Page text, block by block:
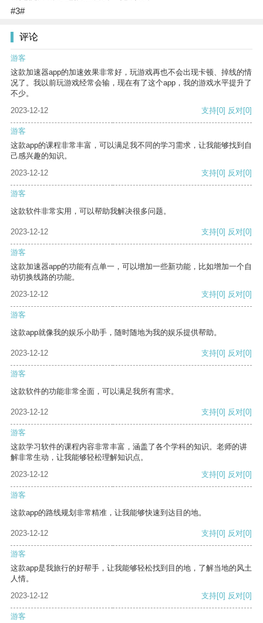
#3#
评论
游客
这款加速器app的加速效果非常好，玩游戏再也不会出现卡顿、掉线的情
况了。我以前玩游戏经常会输，现在有了这个app，我的游戏水平提升了
不少。
2023-12-12
支持[0] 反对[0]
游客
这款app的课程非常丰富，可以满足我不同的学习需求，让我能够找到自
己感兴趣的知识。
2023-12-12
支持[0] 反对[0]
游客
这款软件非常实用，可以帮助我解决很多问题。
2023-12-12 支持[0] 反对[0]
游客
这款加速器app的功能有点单一，可以增加一些新功能，比如增加一个自
动切换线路的功能。
2023-12-12
支持[0] 反对[0]
游客
这款app就像我的娱乐小助手，随时随地为我的娱乐提供帮助。
2023-12-12 支持[0] 反对[0]
游客
这款软件的功能非常全面，可以满足我所有需求。
2023-12-12 支持[0] 反对[0]
游客
这款学习软件的课程内容非常丰富，涵盖了各个学科的知识。老师的讲
解非常生动，让我能够轻松理解知识点。
2023-12-12
支持[0] 反对[0]
游客
这款app的路线规划非常精准，让我能够快速到达目的地。
2023-12-12 支持[0] 反对[0]
游客
这款app是我旅行的好帮手，让我能够轻松找到目的地，了解当地的风土
人情。
2023-12-12
支持[0] 反对[0]
游客